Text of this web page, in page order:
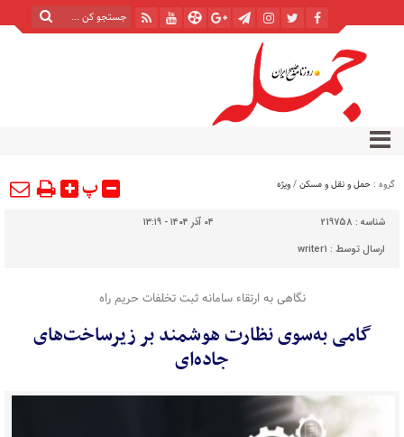
گروه : حمل و نقل و مسکن/ویژه پ
شناسه : 219758
۰۴ آذر ۱۴۰۴ - ۱۳:۱۹
ارسال توسط : writer1
نگاهی به ارتقاء سامانه ثبت تخلفات حریم راه
گامی به‌سوی نظارت هوشمند بر زیرساخت‌های
جاده‌ای